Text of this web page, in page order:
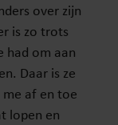
over zijn
is zo trots
had om aan
Daar is ze
me af en toe
lopen en